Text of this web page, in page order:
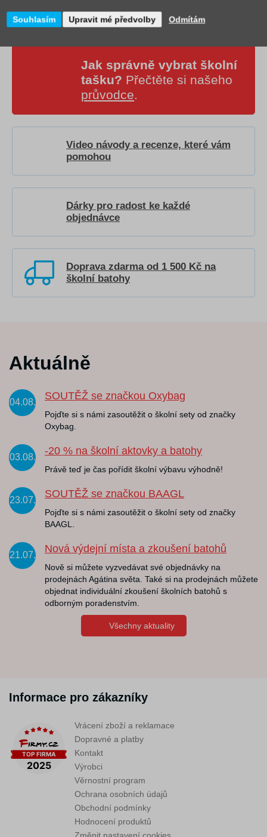
Jak správně vybrat školní
tašku? Přečtěte si našeho
průvodce.
Video návody a recenze, které vám
pomohou
Dárky pro radost ke každé
objednávce
Doprava zdarma od 1 500 Kč na
školní batohy
Aktuálně
04.08.
SOUTĚŽ se značkou Oxybag
Pojďte si s námi zasoutěžit o školní sety od značky
Oxybag.
03.08.
-20 % na školní aktovky a batohy
Právě teď je čas pořídit školní výbavu výhodně!
23.07.
SOUTĚŽ se značkou BAAGL
Pojďte si s námi zasoutěžit o školní sety od značky
BAAGL.
21.07.
Nová výdejní místa a zkoušení batohů
Nově si můžete vyzvedávat své objednávky na
prodejnách Agátina světa. Také si na prodejnách můžete
objednat individuální zkoušení školních batohů s
odborným poradenstvím.
Všechny aktuality
Informace pro zákazníky
Vrácení zboží a reklamace
Dopravné a platby
Kontakt
Výrobci
Věrnostní program
Ochrana osobních údajů
Obchodní podmínky
Hodnocení produktů
Souhlasím Upravit mé předvolby Odmítám